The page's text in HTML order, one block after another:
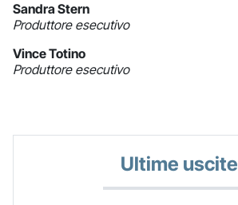
Sandra Stern
Produttore esecutivo
Vince Totino
Produttore esecutivo
Ultime uscite